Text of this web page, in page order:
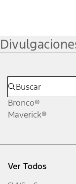
Bronco®
Maverick®
Ver Todos